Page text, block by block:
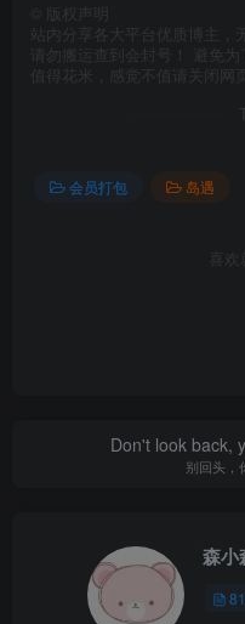
版权声明
站内分享各大平台优质博主，
请勿搬运查到会封号！ 避免为
值得花米，感觉不值请关闭网
会员打包 岛遇
喜
Don't look back,
别回头，
森小